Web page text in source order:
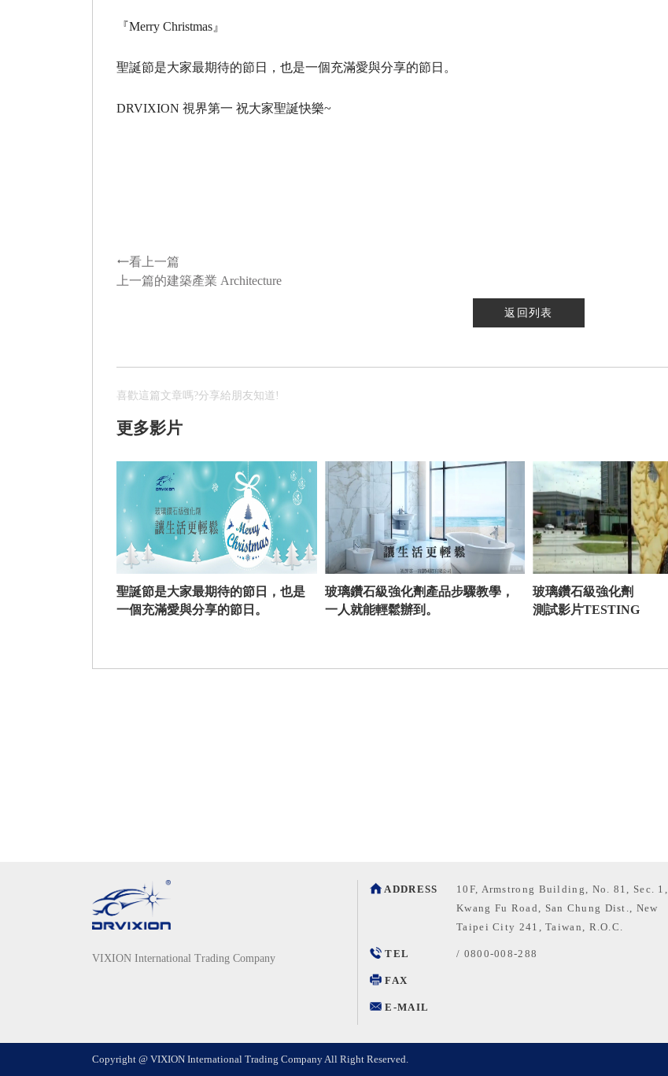
『Merry Christmas』
聖誕節是大家最期待的節日，也是一個充滿愛與分享的節日。
DRVIXION 視界第一 祝大家聖誕快樂~
看上一篇
上一篇的建築產業 Architecture
返回列表
喜歡這篇文章嗎?分享給朋友知道!
更多影片
聖誕節是大家最期待的節日，也是
一個充滿愛與分享的節日。
玻璃鑽石級強化劑產品步驟教學，
一人就能輕鬆辦到。
玻璃鑽石級強化劑
測試影片TESTING
VIXION International Trading Company
ADDRESS
10F, Armstrong Building, No. 81, Sec. 1,
Kwang Fu Road, San Chung Dist., New
Taipei City 241, Taiwan, R.O.C.
TEL / 0800-008-288
FAX
E-MAIL
Copyright @ VIXION International Trading Company All Right Reserved.